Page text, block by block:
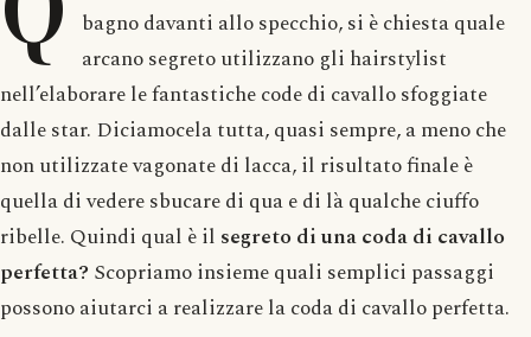
bagno davanti allo specchio, si è chiesta quale
arcano segreto utilizzano gli hairstylist
nell’elaborare le fantastiche code di cavallo sfoggiate
dalle star. Diciamocela tutta, quasi sempre, a meno che
non utilizzate vagonate di lacca, il risultato finale è
quella di vedere sbucare di qua e di là qualche ciuffo
ribelle. Quindi qual è il segreto di una coda di cavallo
perfetta? Scopriamo insieme quali semplici passaggi
possono aiutarci a realizzare la coda di cavallo perfetta.